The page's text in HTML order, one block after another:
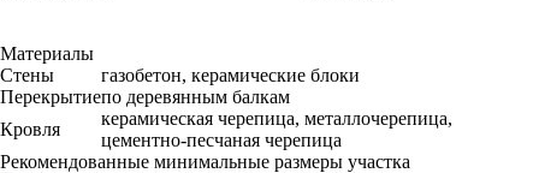
Материалы
Стены
газобетон, керамические блоки
Перекрытиепо деревянным балкам
Кровля
керамическая черепица, металлочерепица,
цементно-песчаная черепица
Рекомендованные минимальные размеры участка